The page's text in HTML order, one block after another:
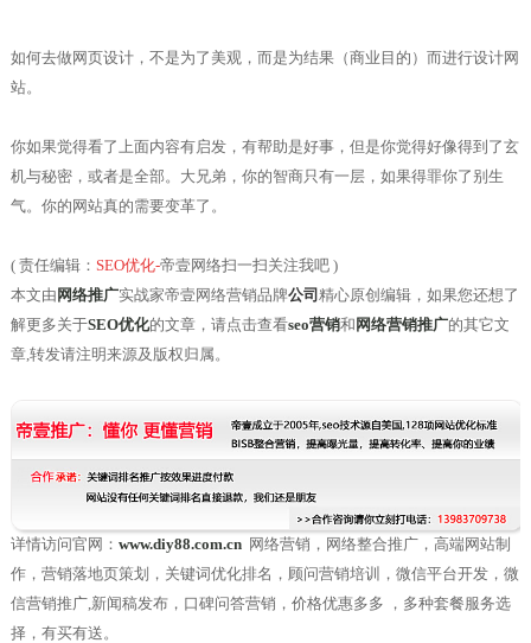
如何去做网页设计，不是为了美观，而是为结果（商业目的）而进行设计网
站。
你如果觉得看了上面内容有启发，有帮助是好事，但是你觉得好像得到了玄
机与秘密，或者是全部。大兄弟，你的智商只有一层，如果得罪你了别生
气。你的网站真的需要变革了。
( 责任编辑： SEO优化-帝壹网络扫一扫关注我吧 )
本文由 网络推广实战家帝壹网络营销品牌公司 精心原创编辑，如果您还想了
解更多关于SEO优化的文章，请点击查看seo营销和 网络营销推广的其它文
章,转发请注明来源及版权归属。
详情访问官网： www.diy88.com.cn网络营销，网络整合推广，高端网站制
作，营销落地页策划，关键词优化排名，顾问营销培训，微信平台开发，微
信营销推广,新闻稿发布，口碑问答营销，价格优惠多多 ，多种套餐服务选
择，有买有送。